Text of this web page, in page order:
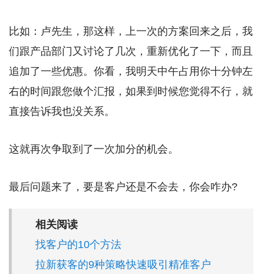
比如：卢先生，那这样，上一次的方案回来之后，我
们跟产品部门又讨论了几次，重新优化了一下，而且
追加了一些优惠。你看，我明天中午占用你十分钟左
右的时间跟您做个汇报，如果到时候您觉得不行，就
直接告诉我也没关系。
这就再次争取到了一次加分的机会。
最后问题来了，要是客户还是不会去，你会咋办?
相关阅读
找客户的10个方法
拉新获客的9种策略快速吸引精准客户